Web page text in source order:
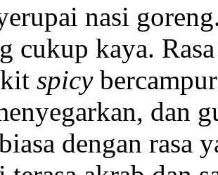
nasi
cukup kaya.
spicy
dan
dengan rasa